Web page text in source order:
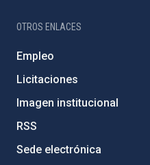
OTROS ENLACES
Empleo
Licitaciones
Imagen institucional
RSS
Sede electrónica